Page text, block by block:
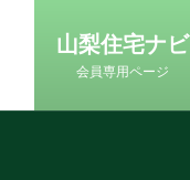
⼭梨住宅ナビ
会員専⽤ページ